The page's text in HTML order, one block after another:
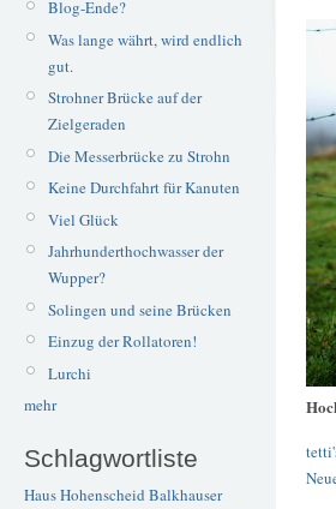
Blog-Ende?
Was lange währt, wird endlich
gut.
Strohner Brücke auf der
Zielgeraden
Die Messerbrücke zu Strohn
Keine Durchfahrt für Kanuten
Viel Glück
Jahrhunderthochwasser der
Wupper?
Solingen und seine Brücken
Einzug der Rollatoren!
Lurchi
mehr
Schlagwortliste
Haus Hohenscheid Balkhauser